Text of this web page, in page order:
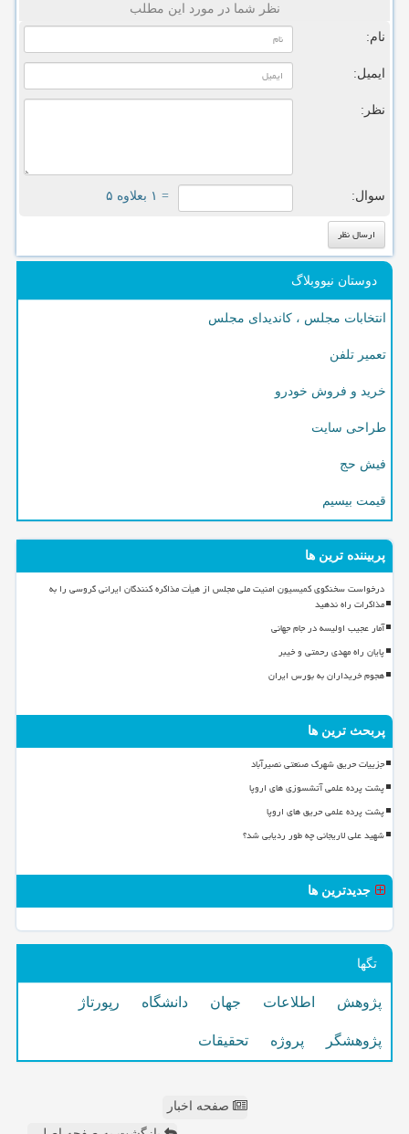
نظر شما در مورد این مطلب
نام:
ایمیل:
نظر:
سوال: = ۱ بعلاوه ۵
دوستان نیووبلاگ
انتخابات مجلس ، کاندیدای مجلس
تعمیر تلفن
خرید و فروش خودرو
طراحی سایت
فیش حج
قیمت بیسیم
پربیننده ترین ها
درخواست سخنگوی کمیسیون امنیت ملی مجلس از هیأت مذاکره کنندگان ایرانی گروسی را به
مذاکرات راه ندهید
آمار عجیب اولیسه در جام جهانی
پایان راه مهدی رحمتی و خیبر
هجوم خریداران به بورس ایران
پربحث ترین ها
جزییات حریق شهرک صنعتی نصیرآباد
پشت پرده علمی آتشسوزی های اروپا
پشت پرده علمی حریق های اروپا
شهید علی لاریجانی چه طور ردیابی شد؟
جدیدترین ها
تگها
پژوهش اطلاعات جهان دانشگاه رپورتاژ
پژوهشگر پروژه تحقیقات
صفحه اخبار